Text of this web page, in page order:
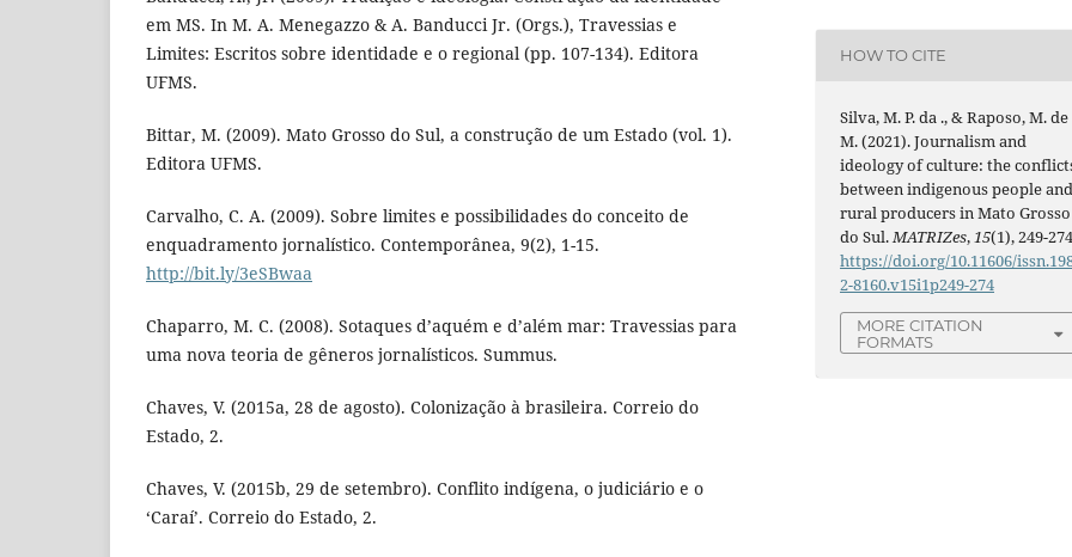
em MS. In M. A. Menegazzo & A. Banducci Jr. (Orgs.), Travessias e
Limites: Escritos sobre identidade e o regional (pp. 107-134). Editora
UFMS.
Bittar, M. (2009). Mato Grosso do Sul, a construção de um Estado (vol. 1).
Editora UFMS.
Carvalho, C. A. (2009). Sobre limites e possibilidades do conceito de
enquadramento jornalístico. Contemporânea, 9(2), 1-15.
http://bit.ly/3eSBwaa
Chaparro, M. C. (2008). Sotaques d’aquém e d’além mar: Travessias para
uma nova teoria de gêneros jornalísticos. Summus.
Chaves, V. (2015a, 28 de agosto). Colonização à brasileira. Correio do
Estado, 2.
Chaves, V. (2015b, 29 de setembro). Conflito indígena, o judiciário e o
‘Caraí’. Correio do Estado, 2.
HOW TO CITE
Silva, M. P. da ., & Raposo, M. de
M. (2021). Journalism and
ideology of culture: the
between indigenous people
rural producers in Mato Grosso
do Sul.MATRIZes,15(1), 249-
https://doi.org/10.11606/
2-8160.v15i1p249-274
MORE CITATION
FORMATS